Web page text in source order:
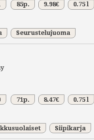
85p. 9.98€ 0.75 l
Seurustelujuoma
71p. 8.47€ 0.75 l
Siipikarja